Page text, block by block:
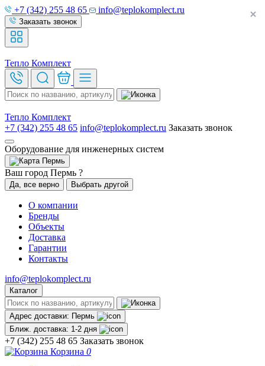
+7 (342) 255 48 65 info@teplokomplect.ru
Заказать звонок
Тепло Комплект
Тепло Комплект
+7 (342) 255 48 65 info@teplokomplect.ru Заказать звонок
Оборудование для инженерных систем
Пермь
Ваш город Пермь ?
Да, все верно Выбрать другой
О компании
Бренды
Объекты
Доставка
Гарантии
Контакты
info@teplokomplect.ru
Каталог
Адрес доставки: Пермь
Ближ. доставка: 1-2 дня
+7 (342) 255 48 65 Заказать звонок
Корзина 0